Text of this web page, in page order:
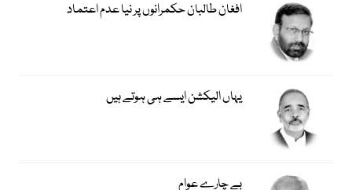
افغان طالبان حکمرانوں پر نیا عدم اعتماد
یہاں الیکشن ایسے ہی ہوتے ہیں
بے چارے عوام